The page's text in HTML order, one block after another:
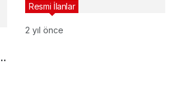
Resmi İlanlar
2 yıl önce